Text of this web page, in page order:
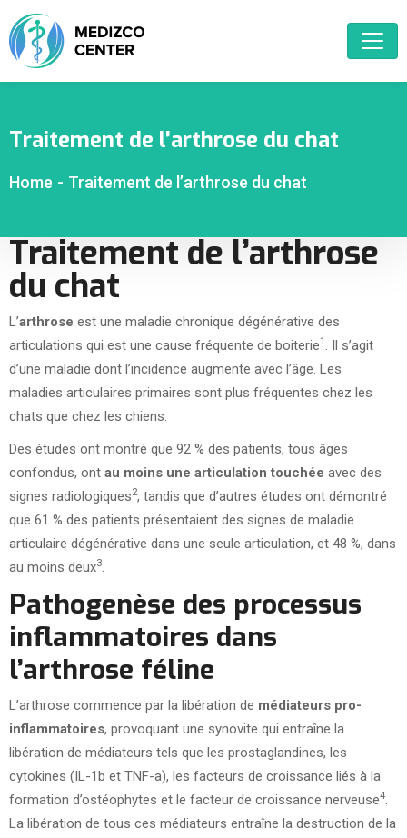
Traitement de l’arthrose du chat
Home - Traitement de l’arthrose du chat
Traitement de l’arthrose
du chat
L’arthrose est une maladie chronique dégénérative des
articulations qui est une cause fréquente de boiterie1 . Il s’agit
d’une maladie dont l’incidence augmente avec l’âge. Les
maladies articulaires primaires sont plus fréquentes chez les
chats que chez les chiens.
Des études ont montré que 92 % des patients, tous âges
confondus, ont au moins une articulation touchée avec des
signes radiologiques2, tandis que d’autres études ont démontré
que 61 % des patients présentaient des signes de maladie
articulaire dégénérative dans une seule articulation, et 48 %, dans
au moins deux3.
Pathogenèse des processus
inflammatoires dans
l’arthrose féline
L’arthrose commence par la libération de médiateurs pro-
inflammatoires, provoquant une synovite qui entraîne la
libération de médiateurs tels que les prostaglandines, les
cytokines (IL-1b et TNF-a), les facteurs de croissance liés à la
formation d’ostéophytes et le facteur de croissance nerveuse4.
La libération de tous ces médiateurs entraîne la destruction de la